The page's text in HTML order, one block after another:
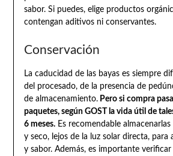
sabor. Si puedes, elige productos
contengan aditivos ni conservantes.
Conservación
La caducidad de las bayas es siempre
del procesado, de la presencia de
de almacenamiento.Pero si compra
paquetes, según GOST la vida útil de
6 meses.Es recomendable
y seco, lejos de la luz solar directa, para
y sabor. Además, es importante